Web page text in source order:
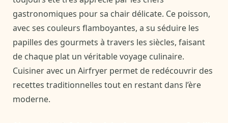
gastronomiques pour sa chair délicate. Ce poisson,
avec ses couleurs flamboyantes, a su séduire les
papilles des gourmets à travers les siècles, faisant
de chaque plat un véritable voyage culinaire.
Cuisiner avec un Airfryer permet de redécouvrir des
recettes traditionnelles tout en restant dans l’ère
moderne.